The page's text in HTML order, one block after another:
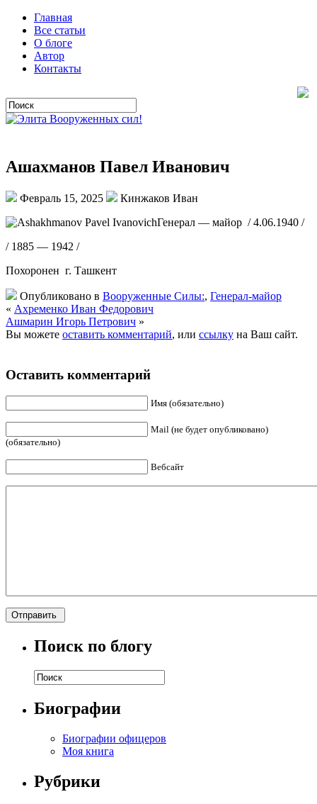
Главная
Все статьи
О блоге
Автор
Контакты
Ашахманов Павел Иванович
Февраль 15, 2025
Кинжаков Иван
Генерал — майор / 4.06.1940 /
/ 1885 — 1942 /
Похоронен г. Ташкент
Опубликовано в Вооруженные Силы:, Генерал-майор
« Ахременко Иван Федорович
Ашмарин Игорь Петрович »
Вы можете оставить комментарий, или ссылку на Ваш сайт.
Оставить комментарий
Имя (обязательно)
Mail (не будет опубликовано)
(обязательно)
Вебсайт
Поиск по блогу
Биографии
Биографии офицеров
Моя книга
Рубрики